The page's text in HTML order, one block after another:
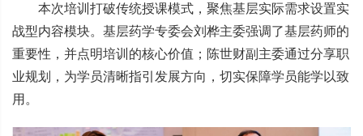
本次培训打破传统授课模式，聚焦基层实际需求设置实
战型内容模块。基层药学专委会刘桦主委强调了基层药师的
重要性，并点明培训的核心价值；陈世财副主委通过分享职
业规划，为学员清晰指引发展方向，切实保障学员能学以致
用。